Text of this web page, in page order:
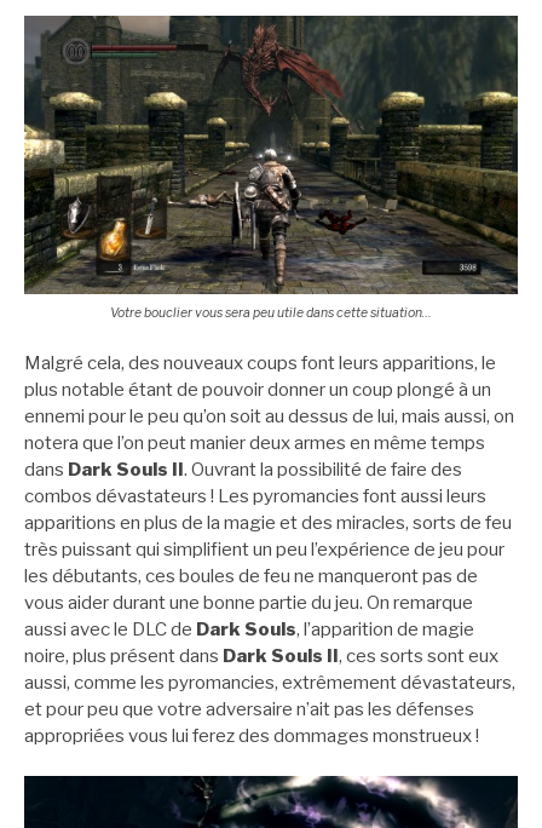
Votre bouclier vous sera peu utile dans cette situation…
Malgré cela, des nouveaux coups font leurs apparitions, le
plus notable étant de pouvoir donner un coup plongé à un
ennemi pour le peu qu’on soit au dessus de lui, mais aussi, on
notera que l’on peut manier deux armes en même temps
dans Dark Souls II. Ouvrant la possibilité de faire des
combos dévastateurs ! Les pyromancies font aussi leurs
apparitions en plus de la magie et des miracles, sorts de feu
très puissant qui simplifient un peu l’expérience de jeu pour
les débutants, ces boules de feu ne manqueront pas de
vous aider durant une bonne partie du jeu. On remarque
aussi avec le DLC de Dark Souls, l’apparition de magie
noire, plus présent dans Dark Souls II, ces sorts sont eux
aussi, comme les pyromancies, extrêmement dévastateurs,
et pour peu que votre adversaire n’ait pas les défenses
appropriées vous lui ferez des dommages monstrueux !